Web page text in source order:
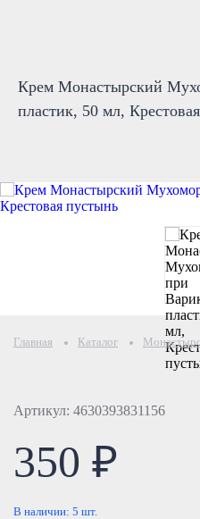
Крем Монастырский
пластик, 50 мл,
Главная Каталог
Артикул: 4630393831156
350 ₽
В наличии: 5 шт.